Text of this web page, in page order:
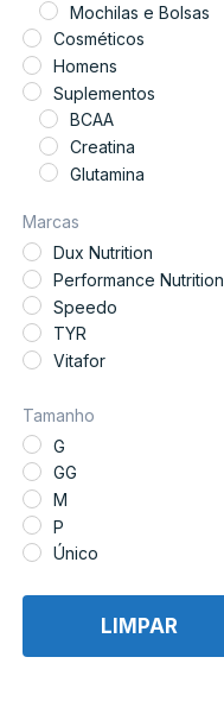
Mochilas e Bolsas
Cosméticos
Homens
Suplementos
BCAA
Creatina
Glutamina
Pré Treino
Vegano
Vitaminas
Whey
Triatlo
Bermuda
Regata
Marcas
Dux Nutrition
Performance Nutrition
Speedo
TYR
Vitafor
Tamanho
G
GG
M
P
Único
LIMPAR